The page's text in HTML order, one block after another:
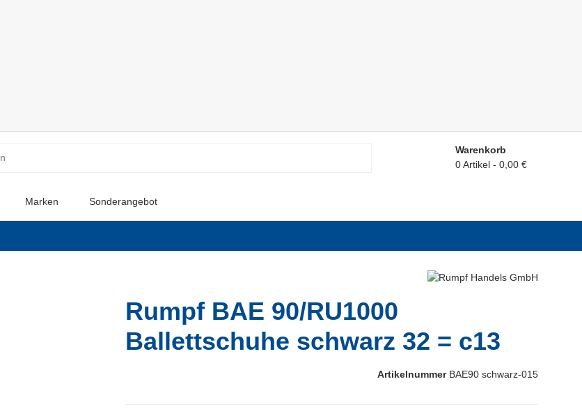
Marken Sonderangebot
Warenkorb
0 Artikel
0,00 €
Rumpf BAE 90/RU1000
Ballettschuhe schwarz 32 = c13
Artikelnummer BAE90 schwarz-015